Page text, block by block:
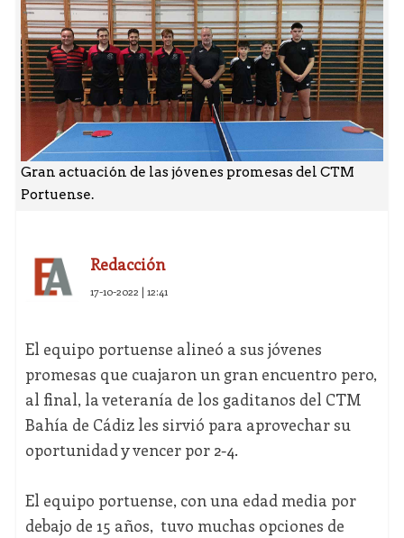
Gran actuación de las jóvenes promesas del CTM
Portuense.
Redacción
17-10-2022 | 12:41
El equipo portuense alineó a sus jóvenes
promesas que cuajaron un gran encuentro pero,
al final, la veteranía de los gaditanos del CTM
Bahía de Cádiz les sirvió para aprovechar su
oportunidad y vencer por 2-4.
El equipo portuense, con una edad media por
debajo de 15 años, tuvo muchas opciones de